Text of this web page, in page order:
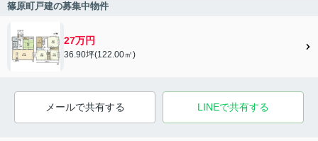
篠原町戸建の募集中物件
27万円
36.90坪(122.00㎡)
メールで共有する LINEで共有する